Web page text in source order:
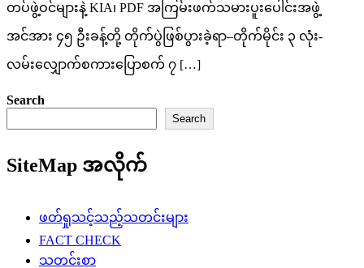
တပ်ဖွဲ့ဝင်များနဲ့ KIA၊ PDF အကြမ်းဖက်သမားပူးပေါင်းအဖွဲ့
အင်အား ၄၅ ဦးခန့်တို့ တိုက်ပွဲဖြစ်ပွားခဲ့ရာ–တိုက်မိုင်း ၃ လုံး-
လမ်းလျှောက်စကားပြောစက် ၇ […]
Search
Search
SiteMap အလိုက်
ဖတ်ရှုသင့်သည့်သတင်းများ
FACT CHECK
သတင်းစာ